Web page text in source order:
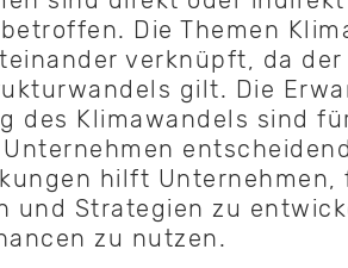
Die Themen
verknüpft, da der
gilt. Die
des Klimawandels sind
hilft Unternehmen,
und Strategien zu
zu nutzen.